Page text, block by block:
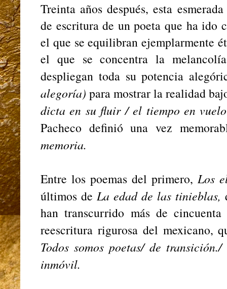
Treinta años después, esta
de escritura de un poeta que ha ido
el que se equilibran ejemplarmente
el que se concentra la
despliegan toda su potencia
alegoría) para mostrar la realidad
dicta en su fluir / el tiempo en
Pacheco definió una vez
memoria.
Entre los poemas del primero, Los
últimos de La edad de las tinieblas,
han transcurrido más de
reescritura rigurosa del mexicano,
Todos somos poetas/ de
inmóvil.